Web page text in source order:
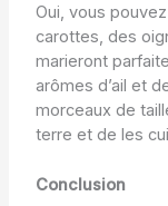
Oui, vous
carottes, des
marieront
arômes d’ail et
morceaux de
terre et de les
Conclusion